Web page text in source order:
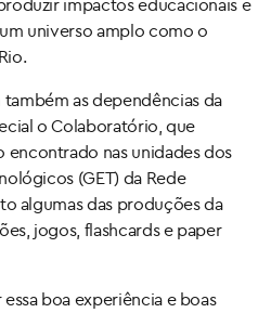
impactos educacionais e
universo amplo como o
as dependências da
o Colaboratório, que
encontrado nas unidades dos
(GET) da Rede
algumas das produções da
jogos, flashcards e paper
boa experiência e boas